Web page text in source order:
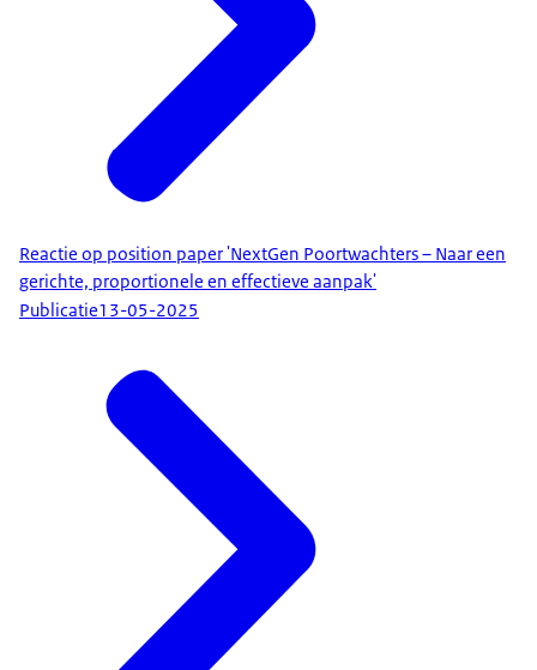
Reactie op position paper 'NextGen Poortwachters – Naar een
gerichte, proportionele en effectieve aanpak'
Publicatie13-05-2025